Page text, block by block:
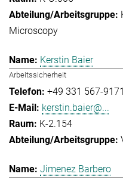
Microscopy
Kerstin Baier
Arbeitssicherheit
+49 331 567-9171
kerstin.baier@...
K-2.154
Jimenez Barbero